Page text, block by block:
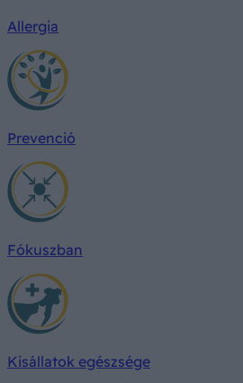
Allergia
Prevenció
Fókuszban
Kisállatok egészsége